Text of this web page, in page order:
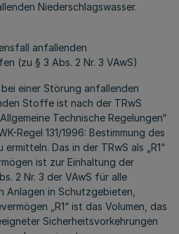
Niederschlagswasser.
anfallenden
(zu § 3 Abs. 2 Nr. 3 VAwS)
einer Störung anfallenden
Stoffe ist nach der TRwS
Technische Regelungen“
Regel 131/1996: Bestimmung des
ermitteln. Das in der TRwS als „R1“
ist zur Einhaltung der
2 Nr. 3 der VAwS für alle
Anlagen in Schutzgebieten,
„R1“ ist das Volumen, das
Sicherheitsvorkehrungen